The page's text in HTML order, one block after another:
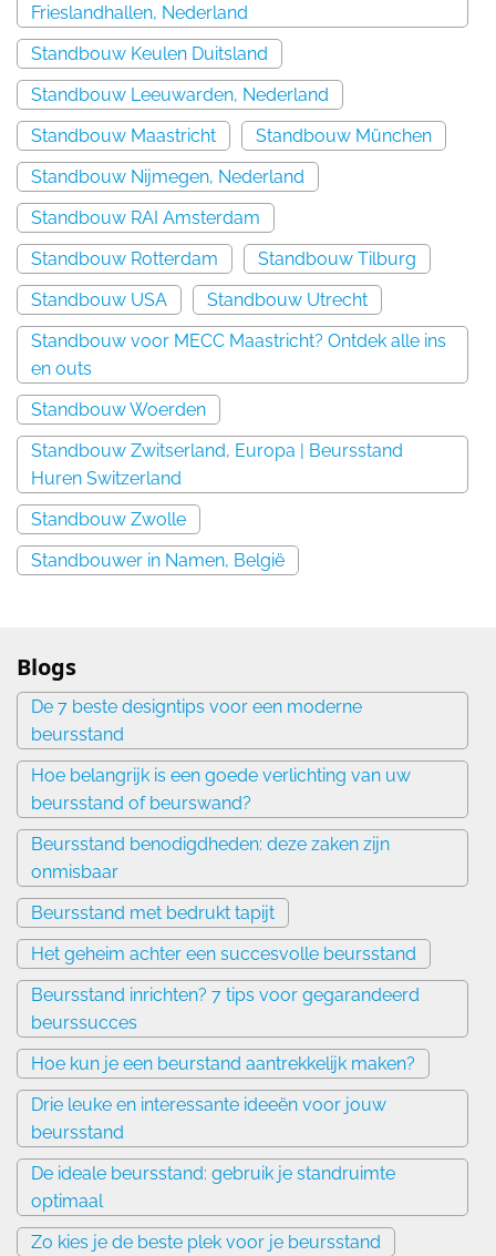
Frieslandhallen, Nederland
Standbouw Keulen Duitsland
Standbouw Leeuwarden, Nederland
Standbouw Maastricht
Standbouw München
Standbouw Nijmegen, Nederland
Standbouw RAI Amsterdam
Standbouw Rotterdam
Standbouw Tilburg
Standbouw USA
Standbouw Utrecht
Standbouw voor MECC Maastricht? Ontdek alle ins
en outs
Standbouw Woerden
Standbouw Zwitserland, Europa | Beursstand
Huren Switzerland
Standbouw Zwolle
Standbouwer in Namen, België
Blogs
De 7 beste designtips voor een moderne
beursstand
Hoe belangrijk is een goede verlichting van uw
beursstand of beurswand?
Beursstand benodigdheden: deze zaken zijn
onmisbaar
Beursstand met bedrukt tapijt
Het geheim achter een succesvolle beursstand
Beursstand inrichten? 7 tips voor gegarandeerd
beurssucces
Hoe kun je een beurstand aantrekkelijk maken?
Drie leuke en interessante ideeën voor jouw
beursstand
De ideale beursstand: gebruik je standruimte
optimaal
Zo kies je de beste plek voor je beursstand